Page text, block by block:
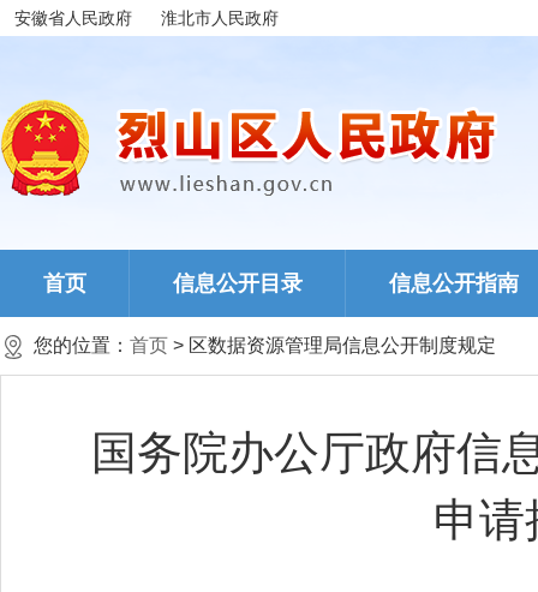
安徽省人民政府 淮北市人民政府
首页 信息公开目录 信息公开指南
您的位置： 首页 > 区数据资源管理局信息公开制度规定
国务院办公厅政府信
申请